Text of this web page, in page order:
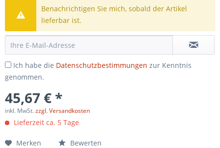
Benachrichtigen Sie mich, sobald der Artikel
lieferbar ist.
Ich habe die Datenschutzbestimmungen zur Kenntnis
genommen.
45,67 € *
inkl. MwSt.zzgl. Versandkosten
Lieferzeit ca. 5 Tage
Merken Bewerten